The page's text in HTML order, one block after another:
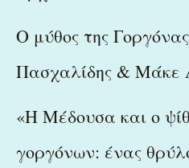
Ο μύθος της
Πασχαλίδης & Μάκε
«Η Μέδουσα και ο
γοργόνων: ένας